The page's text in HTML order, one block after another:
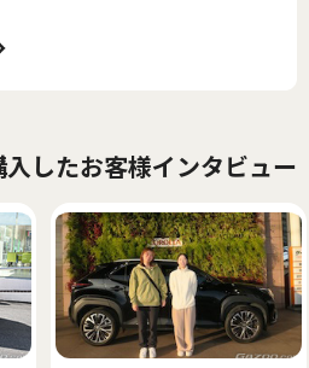
したお客様インタビュー